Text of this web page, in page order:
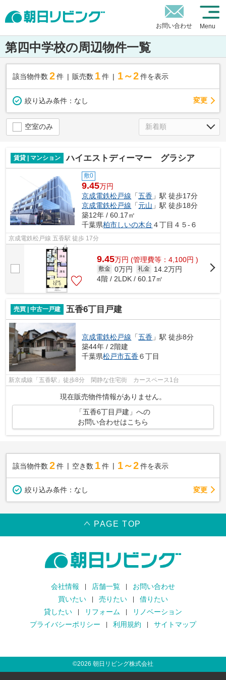
お問い合わせ Menu
第四中学校の周辺物件一覧
該当物件数 2件 販売数 1 件 1～2 件を表示
絞り込み条件： なし 変更
空室のみ
賃貸 | マンション ハイエストディーマー グラシア
敷0
9.45万円
京成電鉄松戸線 「五香 」駅 徒歩17分
京成電鉄松戸線 「元山 」駅 徒歩18分
築12年 / 60.17㎡
千葉県柏市しいの木台 ４丁目４５-６
京成電鉄松戸線 五香駅 徒歩 17分
9.45万円 (管理費等：4,100円 )
敷金 0万円 礼金
14.2万円
4階 / 2LDK / 60.17㎡
売買 | 中古一戸建 五香6丁目戸建
京成電鉄松戸線 「五香 」駅 徒歩8分
築44年 / 2階建
千葉県松戸市五香６丁目
新京成線「五香駅」徒歩8分 閑静な住宅街 カースペース1台
現在販売物件情報がありません。
「五香6丁目戸建」への
お問い合わせはこちら
該当物件数 2件 空き数 1 件 1～2 件を表示
絞り込み条件： なし 変更
PAGE TOP
会社情報 店舗一覧
お問い合わせ
買いたい
売りたい
借りたい
貸したい
リフォーム
リノベーション
プライバシーポリシー
利用規約 サイトマップ
©2026 朝日リビング株式会社